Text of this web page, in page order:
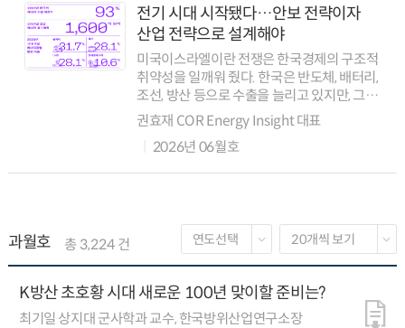
전기 시대 시작됐다…안보 전략이자
산업 전략으로 설계해야
미국이스라엘이란 전쟁은 한국경제의 구조적
취약성을 일깨워 줬다. 한국은 반도체, 배터리,
조선, 방산 등으로 수출을 늘리고 있지만, 그
산업을 움직이는 에너지는 대부분 해외에서
들여온다. 2024년 기준 한국의 에너지 수입
의존도는 93%를 넘고, 원유천...
권효재 COR Energy Insight 대표
2026년 06월호
과월호 총 3,224 건
K방산 초호황 시대 새로운 100년 맞이할 준비는?
최기일 상지대 군사학과 교수, 한국방위산업연구소장